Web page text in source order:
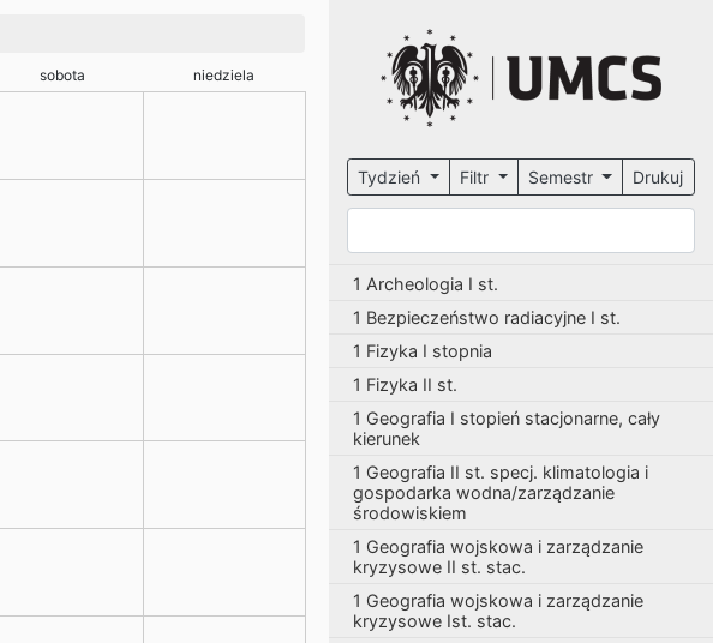
sobota niedziela
Tydzień Filtr Semestr Drukuj
1 Archeologia I st.
1 Bezpieczeństwo radiacyjne I st.
1 Fizyka I stopnia
1 Fizyka II st.
1 Geografia I stopień stacjonarne, cały
kierunek
1 Geografia II st. specj. klimatologia i
gospodarka wodna/zarządzanie
środowiskiem
1 Geografia wojskowa i zarządzanie
kryzysowe II st. stac.
1 Geografia wojskowa i zarządzanie
kryzysowe Ist. stac.